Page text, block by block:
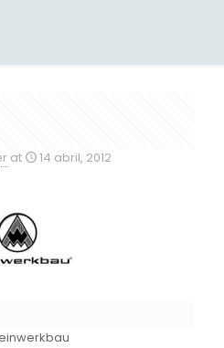
at 14 abril, 2012